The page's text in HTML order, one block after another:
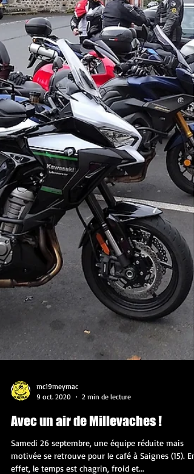
9 oct. 2020
2 min de lecture
Avec un air de Millevaches !
Samedi 26 septembre, une équipe réduite mais